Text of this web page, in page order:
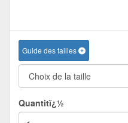
Guide des tailles
Quantitï¿½